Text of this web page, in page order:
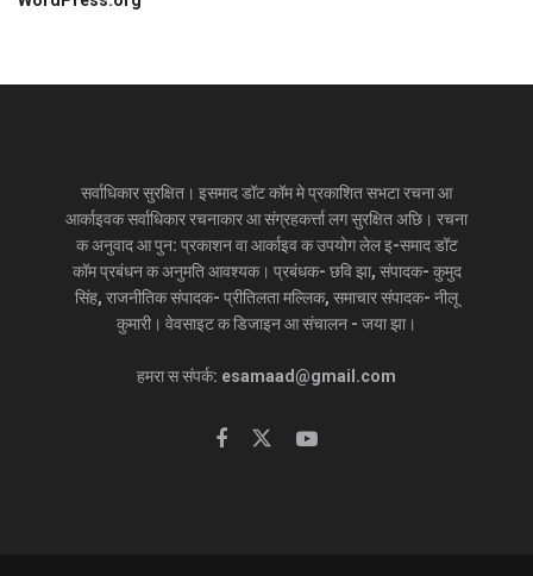
सर्वाधिकार सुरक्षित। इसमाद डॉट कॉम मे प्रकाशित सभटा रचना आ
आर्काइवक सर्वाधिकार रचनाकार आ संग्रहकर्त्ता लग सुरक्षित अछि। रचना
क अनुवाद आ पुन: प्रकाशन वा आर्काइव क उपयोग लेल इ-समाद डॉट
कॉम प्रबंधन क अनुमति आवश्यक। प्रबंधक- छवि झा, संपादक- कुमुद
सिंह, राजनीतिक संपादक- प्रीतिलता मल्लिक, समाचार संपादक- नीलू
कुमारी। वेवसाइट क डिजाइन आ संचालन - जया झा।
हमरा स संपर्क: esamaad@gmail.com